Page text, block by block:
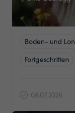
Boden- und
Fortgeschritten
08.07.2026